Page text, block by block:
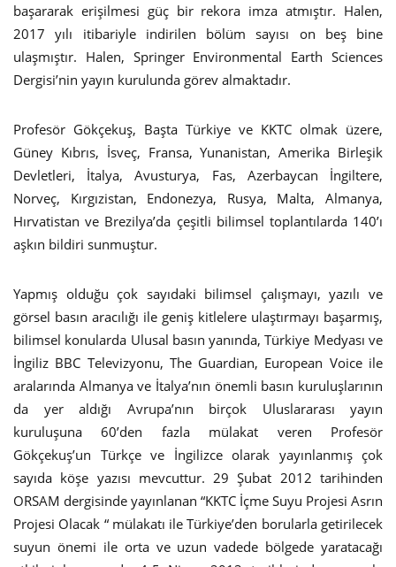
başararak erişilmesi güç bir rekora imza atmıştır. Halen,
2017 yılı itibariyle indirilen bölüm sayısı on beş bine
ulaşmıştır. Halen, Springer Environmental Earth Sciences
Dergisi’nin yayın kurulunda görev almaktadır.
Profesör Gökçekuş, Başta Türkiye ve KKTC olmak üzere,
Güney Kıbrıs, İsveç, Fransa, Yunanistan, Amerika Birleşik
Devletleri, İtalya, Avusturya, Fas, Azerbaycan İngiltere,
Norveç, Kırgızistan, Endonezya, Rusya, Malta, Almanya,
Hırvatistan ve Brezilya’da çeşitli bilimsel toplantılarda 140’ı
aşkın bildiri sunmuştur.
Yapmış olduğu çok sayıdaki bilimsel çalışmayı, yazılı ve
görsel basın aracılığı ile geniş kitlelere ulaştırmayı başarmış,
bilimsel konularda Ulusal basın yanında, Türkiye Medyası ve
İngiliz BBC Televizyonu, The Guardian, European Voice ile
aralarında Almanya ve İtalya’nın önemli basın kuruluşlarının
da yer aldığı Avrupa’nın birçok Uluslararası yayın
kuruluşuna 60’den fazla mülakat veren Profesör
Gökçekuş’un Türkçe ve İngilizce olarak yayınlanmış çok
sayıda köşe yazısı mevcuttur. 29 Şubat 2012 tarihinden
ORSAM dergisinde yayınlanan “KKTC İçme Suyu Projesi Asrın
Projesi Olacak “ mülakatı ile Türkiye’den borularla getirilecek
suyun önemi ile orta ve uzun vadede bölgede yaratacağı